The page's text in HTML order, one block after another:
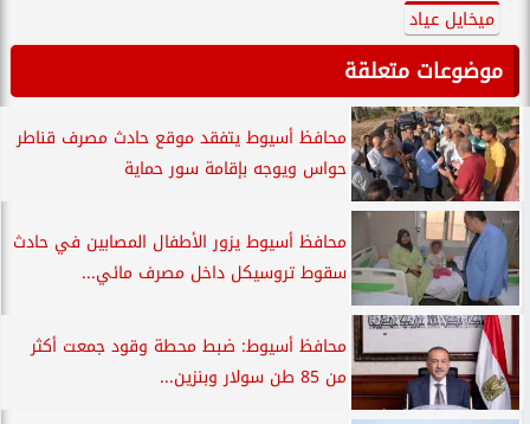
ميخايل عياد
موضوعات متعلقة
محافظ أسيوط يتفقد موقع حادث مصرف قناطر
حواس ويوجه بإقامة سور حماية
محافظ أسيوط يزور الأطفال المصابين في حادث
سقوط تروسيكل داخل مصرف مائي...
محافظ أسيوط: ضبط محطة وقود جمعت أكثر
من 85 طن سولار وبنزين...